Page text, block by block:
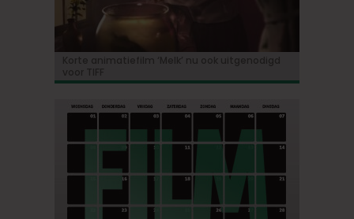
Korte animatiefilm ‘Melk’ nu ook uitgenodigd
voor TIFF
«Ebenezer»: Johnny Depp maakt zijn grote
comeback in een duistere herinterpretatie van
de Dickens-klassieker!
Bioscoopjournaal: ‘Frontera’
Vacature: Productie-assistent (m/v/x)
‘Some like it hot in Belgium’ met Tijmen
Govaerts